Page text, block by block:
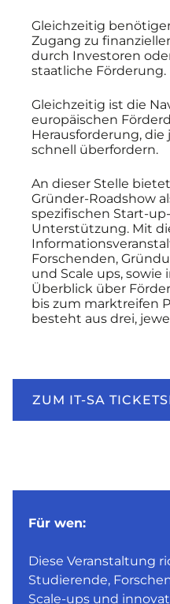
Gleichzeitig
Zugang zu
durch Investoren
staatliche Förderung.
Gleichzeitig ist die
europäischen
Herausforderung,
schnell überfordern.
An dieser Stelle
Gründer-Roadshow
spezifischen Start-
Unterstützung. Mit
Forschenden,
und Scale ups,
Überblick über
bis zum marktreifen
besteht aus drei,
ZUM IT-SA
Für wen:
Diese Veranstaltung
Studierende,
Scale-ups und